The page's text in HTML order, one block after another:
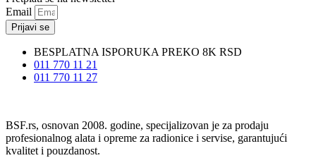
Email
Prijavi se
BESPLATNA ISPORUKA PREKO 8K RSD
011 770 11 21
011 770 11 27
BSF.rs, osnovan 2008. godine, specijalizovan je za prodaju
profesionalnog alata i opreme za radionice i servise, garantujući
kvalitet i pouzdanost.